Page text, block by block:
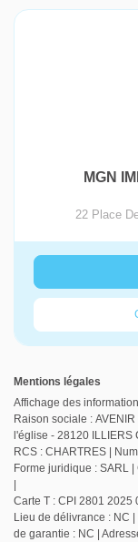
MGN
22 Place
Mentions légales
Affichage des
Raison sociale :
l'église - 28120 ILLIERS
RCS : CHARTRES |
Forme juridique : SARL
Carte T : CPI 2801 2025
Lieu de délivrance : NC
de garantie : NC |